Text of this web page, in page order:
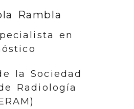
Rambla
en
la Sociedad
Radiología